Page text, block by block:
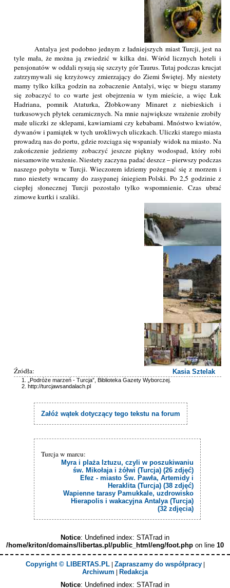
Antalya jest podobno jednym z ładniejszych miast Turcji, jest na
tyle mała, że można ją zwiedzić w kilka dni. Wśród licznych hoteli i
pensjonatów w oddali rysują się szczyty gór Taurus. Tutaj podczas krucjat
zatrzymywali się krzyżowcy zmierzający do Ziemi Świętej. My niestety
mamy tylko kilka godzin na zobaczenie Antalyi, więc w biegu staramy
się zobaczyć to co warte jest obejrzenia w tym mieście, a więc Łuk
Hadriana, pomnik Ataturka, Żłobkowany Minaret z niebieskich i
turkusowych płytek ceramicznych. Na mnie największe wrażenie zrobiły
małe uliczki ze sklepami, kawiarniami czy kebabami. Mnóstwo kwiatów,
dywanów i pamiątek w tych urokliwych uliczkach. Uliczki starego miasta
prowadzą nas do portu, gdzie rozciąga się wspaniały widok na miasto. Na
zakończenie jedziemy zobaczyć jeszcze piękny wodospad, który robi
niesamowite wrażenie. Niestety zaczyna padać deszcz – pierwszy podczas
naszego pobytu w Turcji. Wieczorem idziemy pożegnać się z morzem i
rano niestety wracamy do zasypanej śniegiem Polski. Po 2,5 godzinie z
ciepłej słonecznej Turcji pozostało tylko wspomnienie. Czas ubrać
zimowe kurtki i szaliki.
Kasia Sztelak
Źródła:
„Podróże marzeń - Turcja”, Biblioteka Gazety Wyborczej.
http://turcjawsandalach.pl
Załóż wątek dotyczący tego tekstu na forum
Turcja w marcu:
Myra i plaża Iztuzu, czyli w poszukiwaniu
św. Mikołaja i żółwi (Turcja) (26 zdjęć)
Efez - miasto Św. Pawła, Artemidy i
Heraklita (Turcja) (38 zdjęć)
Wapienne tarasy Pamukkale, uzdrowisko
Hierapolis i wakacyjna Antalya (Turcja)
(32 zdjęcia)
Notice: Undefined index: STATrad in
/home/kriton/domains/libertas.pl/public_html/eng/foot.php on line 10
Copyright © LIBERTAS.PL| Zapraszamy do współpracy|
Archiwum | Redakcja
Notice: Undefined index: STATrad in